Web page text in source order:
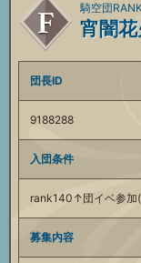
宵闇花
騎空団
団長ID
9188288
入団条件
rank140↑団イベ参加
募集内容